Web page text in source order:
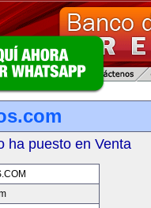
ha puesto en Venta